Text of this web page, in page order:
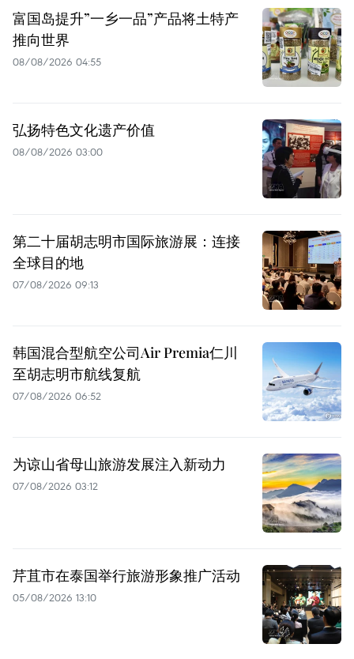
富国岛提升”一乡一品”产品将土特产
推向世界
08/08/2026 04:55
弘扬特色文化遗产价值
08/08/2026 03:00
第二十届胡志明市国际旅游展：连接
全球目的地
07/08/2026 09:13
韩国混合型航空公司Air Premia仁川
至胡志明市航线复航
07/08/2026 06:52
为谅山省母山旅游发展注入新动力
07/08/2026 03:12
芹苴市在泰国举行旅游形象推广活动
05/08/2026 13:10